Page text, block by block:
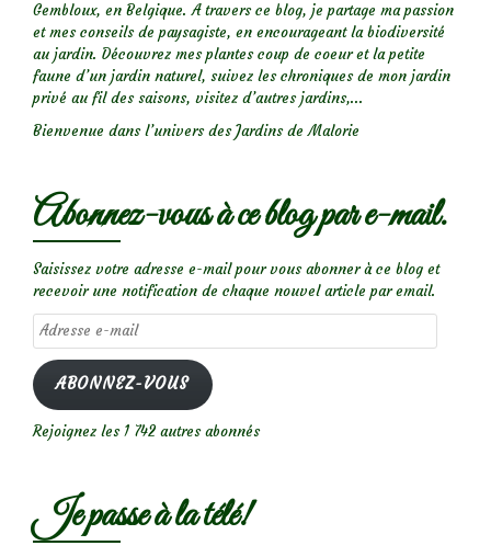
Gembloux, en Belgique. A travers ce blog, je partage ma passion
et mes conseils de paysagiste, en encourageant la biodiversité
au jardin. Découvrez mes plantes coup de coeur et la petite
faune d’un jardin naturel, suivez les chroniques de mon jardin
privé au fil des saisons, visitez d’autres jardins,...
Bienvenue dans l’univers des Jardins de Malorie
Abonnez-vous à ce blog par e-mail.
Saisissez votre adresse e-mail pour vous abonner à ce blog et
recevoir une notification de chaque nouvel article par email.
Adresse
e-
mail
ABONNEZ-VOUS
Rejoignez les 1 742 autres abonnés
Je passe à la télé!